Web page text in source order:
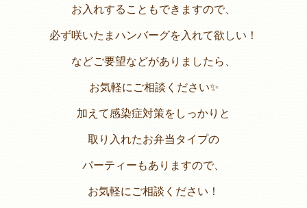
お入れすることもできますので、
必ず咲いたまハンバーグを入れて欲しい！
などご要望などがありましたら、
お気軽にご相談ください✨
加えて感染症対策をしっかりと
取り入れたお弁当タイプの
パーティーもありますので、
お気軽にご相談ください！